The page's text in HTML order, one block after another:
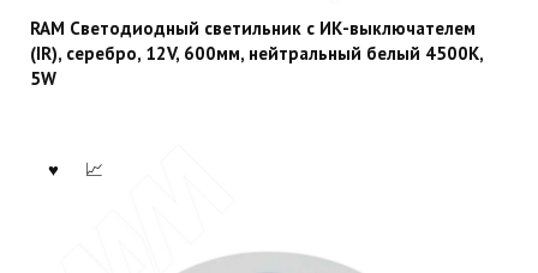
RAM Светодиодный светильник с ИК-выключателем
(IR), серебро, 12V, 600мм, нейтральный белый 4500К,
5W